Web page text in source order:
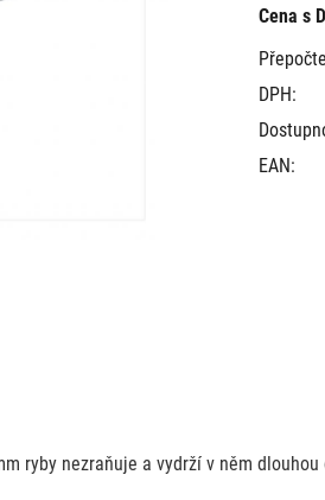
Cena s
DPH:
EAN:
ryby nezraňuje a vydrží v něm